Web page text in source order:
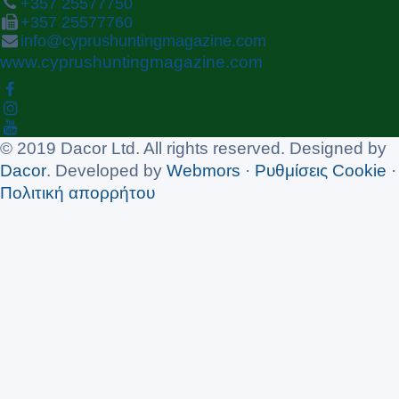
+357 25577760
info@cyprushuntingmagazine.com
www.cyprushuntingmagazine.com
© 2019 Dacor Ltd. All rights reserved. Designed by
Dacor. Developed by Webmors · Ρυθμίσεις Cookie ·
Πολιτική απορρήτου